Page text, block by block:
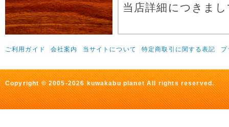
当店詳細につきま
ご利用ガイド 会社案内 当サイトについて 特定商取引に関する表記 プ
Copyright © 2005-2026 kuwakabu planet All rights reserved.